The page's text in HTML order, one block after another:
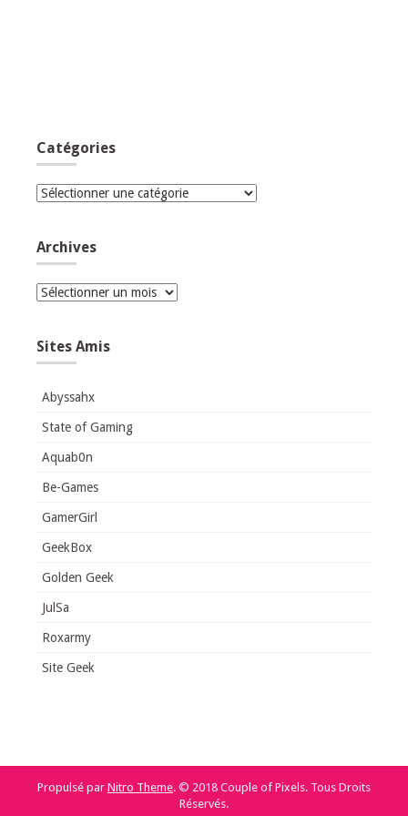
Catégories
Catégories
Archives
Archives
Sites Amis
Abyssahx
State of Gaming
Aquab0n
Be-Games
GamerGirl
GeekBox
Golden Geek
JulSa
Roxarmy
Site Geek
Propulsé par Nitro Theme. © 2018 Couple of Pixels. Tous Droits
Réservés.